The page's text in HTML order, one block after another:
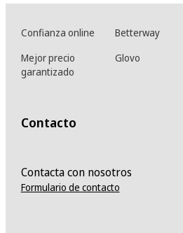
atenderemos
posible.
Confianza online Betterway
Mejor precio
garantizado
Glovo
Contacto
Contacta con nosotros
Formulario de contacto